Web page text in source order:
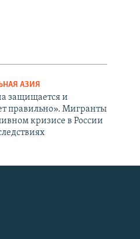
АЗИЯ
защищается и
правильно». Мигранты
кризисе в России